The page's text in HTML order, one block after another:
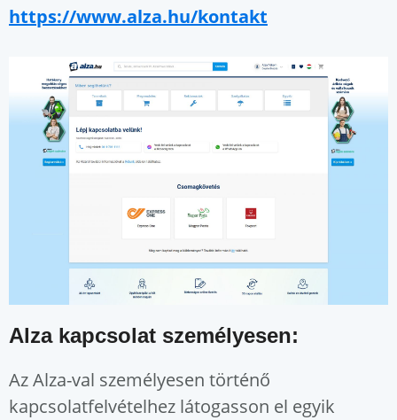
https://www.alza.hu/kontakt
Alza kapcsolat személyesen:
Az Alza-val személyesen történő
kapcsolatfelvételhez látogasson el egyik